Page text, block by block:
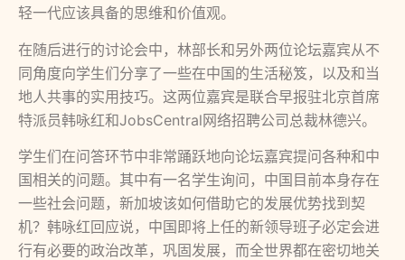
轻一代应该具备的思维和价值观。
在随后进行的讨论会中，林部长和另外两位论坛嘉宾从不
同角度向学生们分享了一些在中国的生活秘笈，以及和当
地人共事的实用技巧。这两位嘉宾是联合早报驻北京首席
特派员韩咏红和JobsCentral网络招聘公司总裁林德兴。
学生们在问答环节中非常踊跃地向论坛嘉宾提问各种和中
国相关的问题。其中有一名学生询问，中国目前本身存在
一些社会问题，新加坡该如何借助它的发展优势找到契
机？韩咏红回应说，中国即将上任的新领导班子必定会进
行有必要的政治改革，巩固发展，而全世界都在密切地关